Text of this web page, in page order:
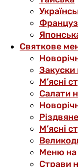
Святкове
Закуски
М’ясні
Салати
М’ясні
Меню на
Страви